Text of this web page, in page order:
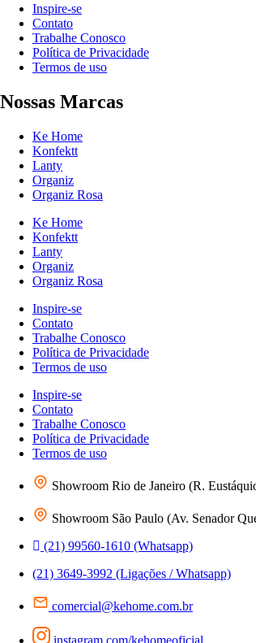
Inspire-se
Contato
Trabalhe Conosco
Política de Privacidade
Termos de uso
Nossas Marcas
Ke Home
Konfektt
Lanty
Organiz
Organiz Rosa
Ke Home
Konfektt
Lanty
Organiz
Organiz Rosa
Inspire-se
Contato
Trabalhe Conosco
Política de Privacidade
Termos de uso
Inspire-se
Contato
Trabalhe Conosco
Política de Privacidade
Termos de uso
Showroom Rio de Janeiro (R.
Showroom São Paulo (Av. Senador
(21) 99560-1610 (Whatsapp)
(21) 3649-3992 (Ligações / Whatsapp)
comercial@kehome.com.br
instagram.com/kehomeoficial